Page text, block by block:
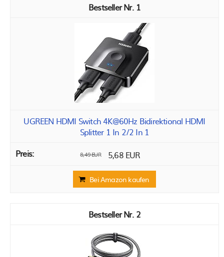
1
UGREEN HDMI Switch 4K@60Hz Bidirektional HDMI
Splitter 1 In 2/2 In 1
8,49 EUR 5,68 EUR
Bei Amazon kaufen
2